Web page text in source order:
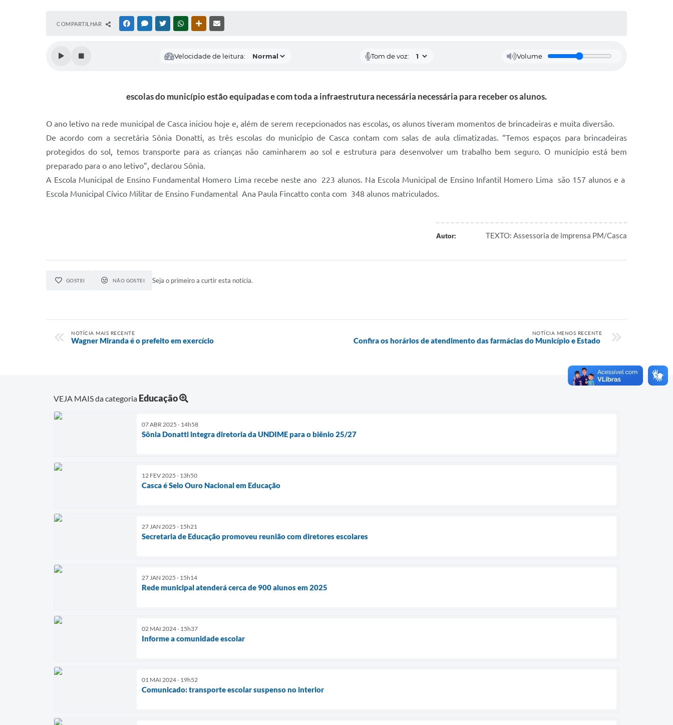
COMPARTILHAR FACEBOOKMESSENGER
TWITTERWHATSAPPOUTRAS MÍDIAS
Velocidade de leitura: Tom de voz: Volume
escolas do município estão equipadas e com toda a infraestrutura necessária necessária para receber os alunos.
O ano letivo na rede municipal de Casca iniciou hoje e, além de serem recepcionados nas escolas, os alunos tiveram momentos de brincadeiras e muita diversão.
De acordo com a secretária Sônia Donatti, as três escolas do município de Casca contam com salas de aula climatizadas. “Temos espaços para brincadeiras
protegidos do sol, temos transporte para as crianças não caminharem ao sol e estrutura para desenvolver um trabalho bem seguro. O município está bem
preparado para o ano letivo”, declarou Sônia.
A Escola Municipal de Ensino Fundamental Homero Lima recebe neste ano 223 alunos. Na Escola Municipal de Ensino Infantil Homero Lima são 157 alunos e a
Escola Municipal Cívico Militar de Ensino Fundamental Ana Paula Fincatto conta com 348 alunos matriculados.
Autor: TEXTO: Assessoria de imprensa PM/Casca
GOSTEI NÃO GOSTEI Seja o primeiro a curtir esta notícia.
NOTÍCIA MAIS RECENTE
Wagner Miranda é o prefeito em exercício
NOTÍCIA MENOS RECENTE
Confira os horários de atendimento das farmácias do Município e Estado
VEJA MAIS da categoria Educação
07 ABR 2025 - 14h58
Sônia Donatti integra diretoria da UNDIME para o biênio 25/27
12 FEV 2025 - 13h50
Casca é Selo Ouro Nacional em Educação
27 JAN 2025 - 15h21
Secretaria de Educação promoveu reunião com diretores escolares
27 JAN 2025 - 15h14
Rede municipal atenderá cerca de 900 alunos em 2025
02 MAI 2024 - 15h37
Informe a comunidade escolar
01 MAI 2024 - 19h52
Comunicado: transporte escolar suspenso no interior